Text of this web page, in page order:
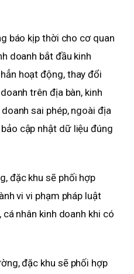
báo kịp thời cho cơ quan
doanh bắt đầu kinh
hoạt động, thay đổi
trên địa bàn, kinh
sai phép, ngoài địa
cập nhật dữ liệu đúng
đặc khu sẽ phối hợp
vi vi phạm pháp luật
nhân kinh doanh khi có
đặc khu sẽ phối hợp